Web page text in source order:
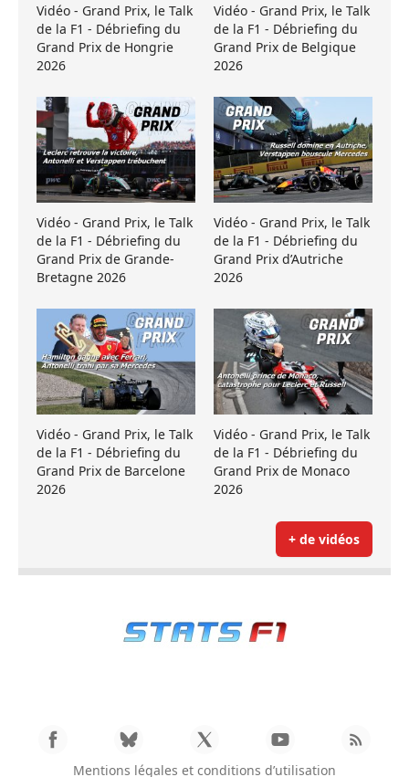
Vidéo - Grand Prix, le Talk
de la F1 - Débriefing du
Grand Prix de Hongrie
2026
Vidéo - Grand Prix, le Talk
de la F1 - Débriefing du
Grand Prix de Belgique
2026
Vidéo - Grand Prix, le Talk
de la F1 - Débriefing du
Grand Prix de Grande-
Bretagne 2026
Vidéo - Grand Prix, le Talk
de la F1 - Débriefing du
Grand Prix d’Autriche
2026
Vidéo - Grand Prix, le Talk
de la F1 - Débriefing du
Grand Prix de Barcelone
2026
Vidéo - Grand Prix, le Talk
de la F1 - Débriefing du
Grand Prix de Monaco
2026
+ de vidéos
Mentions légales et conditions d’utilisation